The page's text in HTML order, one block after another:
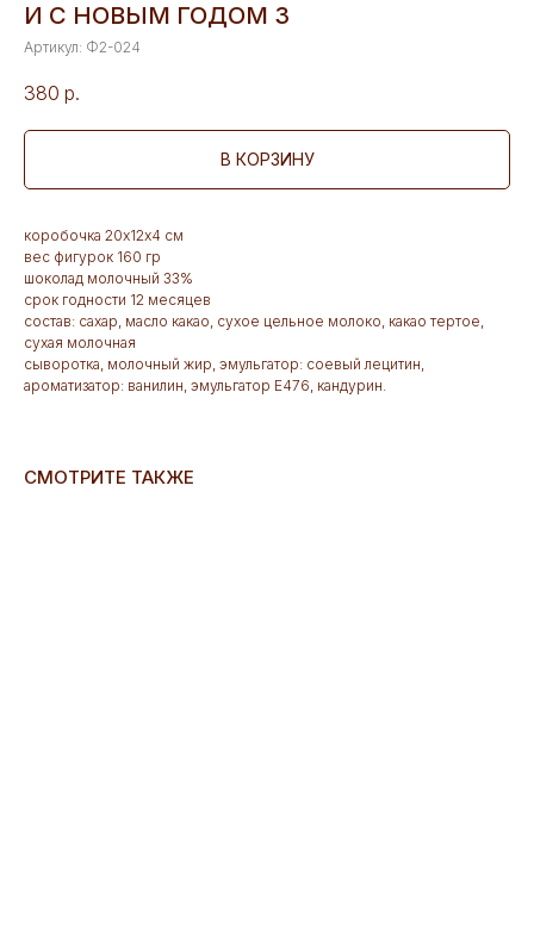
И С НОВЫМ ГОДОМ 3
Артикул: Ф2-024
380 р.
В КОРЗИНУ
коробочка 20х12х4 см
вес фигурок 160 гр
шоколад молочный 33%
срок годности 12 месяцев
состав: сахар, масло какао, сухое цельное молоко, какао тертое,
сухая молочная
сыворотка, молочный жир, эмульгатор: соевый лецитин,
ароматизатор: ванилин, эмульгатор Е476, кандурин.
СМОТРИТЕ ТАКЖЕ